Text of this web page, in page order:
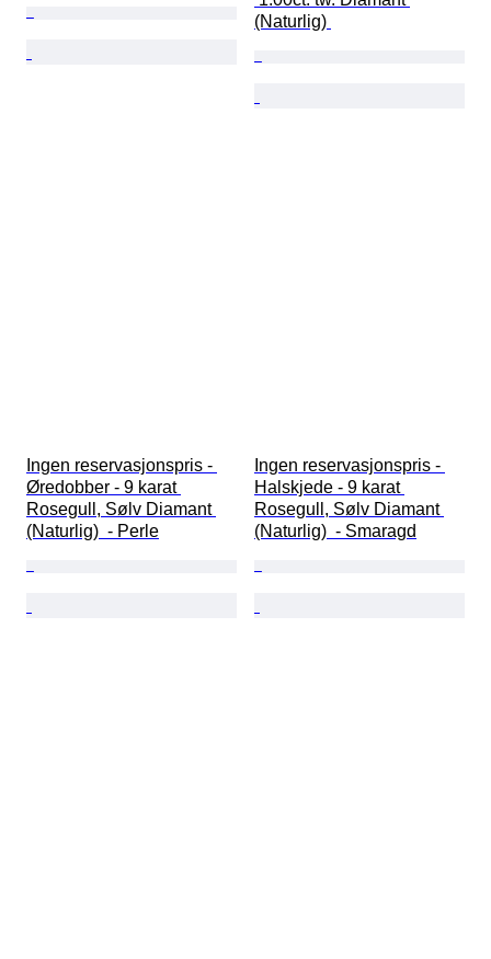
(Naturlig)
Ingen reservasjonspris -
Øredobber - 9 karat
Rosegull, Sølv Diamant
(Naturlig)  - Perle
Ingen reservasjonspris -
Halskjede - 9 karat
Rosegull, Sølv Diamant
(Naturlig)  - Smaragd